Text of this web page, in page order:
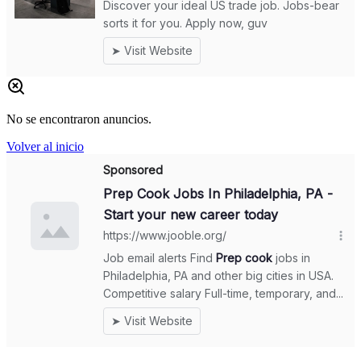
No se encontraron anuncios.
Volver al inicio